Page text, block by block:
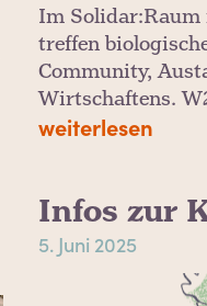
Im
treffen
Community,
Wirtschaftens.
weiterlesen
Infos zur
5. Juni 2025